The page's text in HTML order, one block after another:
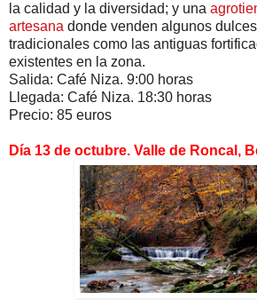
la calidad y la diversidad; y una
artesana donde venden algunos
tradicionales como las antiguas
existentes en la zona.
Salida: Café Niza. 9:00 horas
Llegada: Café Niza. 18:30 horas
Precio: 85 euros
Día 13 de octubre. Valle de Roncal,